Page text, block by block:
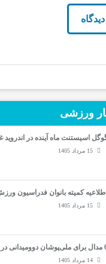
ورزشی
اسیستنت ماه آینده در
15 مرداد 1405
کمیته بانوان فدراسیون
15 مرداد 1405
در مسابقات…
14 مرداد 1405